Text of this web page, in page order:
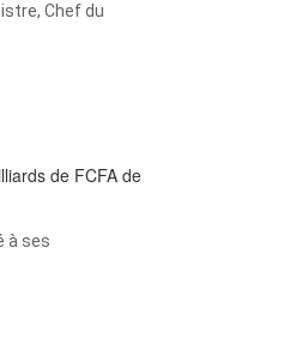
Chef du
de FCFA de
à ses